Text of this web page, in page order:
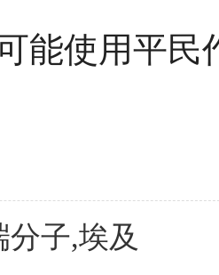
能使用平
子,埃及